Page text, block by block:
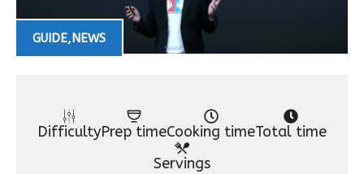
GUIDE,NEWS
DifficultyPrep timeCooking timeTotal time
Servings